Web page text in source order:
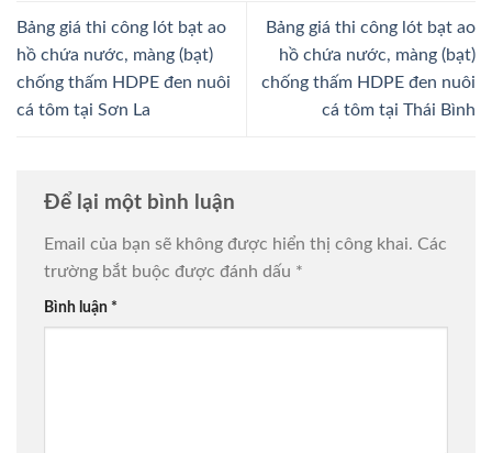
Bảng giá thi công lót bạt ao
hồ chứa nước, màng (bạt)
chống thấm HDPE đen nuôi
cá tôm tại Sơn La
Bảng giá thi công lót bạt ao
hồ chứa nước, màng (bạt)
chống thấm HDPE đen nuôi
cá tôm tại Thái Bình
Để lại một bình luận
Email của bạn sẽ không được hiển thị công khai. Các
trường bắt buộc được đánh dấu *
Bình luận *